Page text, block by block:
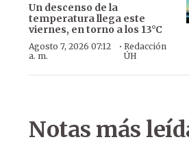
Un descenso de la
temperatura llega este
viernes, en torno a los 13°C
Agosto 7, 2026 07:12
a. m.
· Redacción
ÚH
Notas más